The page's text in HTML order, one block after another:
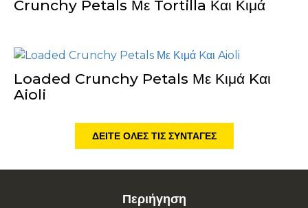
Crunchy Petals Με Tortilla Και Κιμά
Loaded Crunchy Petals Με Κιμά Kαι
Aioli
ΔΕΊΤΕ ΌΛΕΣ ΤΙΣ ΣΥΝΤΑΓΈΣ
Περιήγηση